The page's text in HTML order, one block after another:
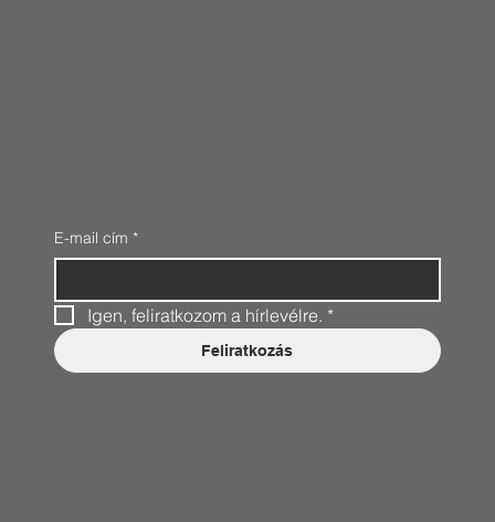
E-mail cím *
Igen, feliratkozom a hírlevélre. *
Feliratkozás